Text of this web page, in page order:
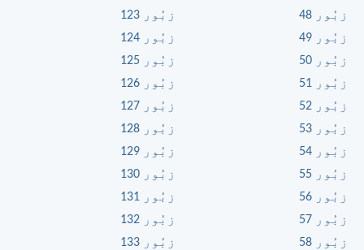
زبُور 48
زبُور 49
زبُور 50
زبُور 51
زبُور 52
زبُور 53
زبُور 54
زبُور 55
زبُور 56
زبُور 57
زبُور 58
زبُور 123
زبُور 124
زبُور 125
زبُور 126
زبُور 127
زبُور 128
زبُور 129
زبُور 130
زبُور 131
زبُور 132
زبُور 133